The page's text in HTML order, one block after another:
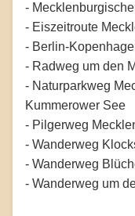
-
- Eiszeitroute
- Berlin-
- Radweg um den
- Naturparkweg
Kummerower See
- Pilgerweg
- Wanderweg
- Wanderweg
- Wanderweg um